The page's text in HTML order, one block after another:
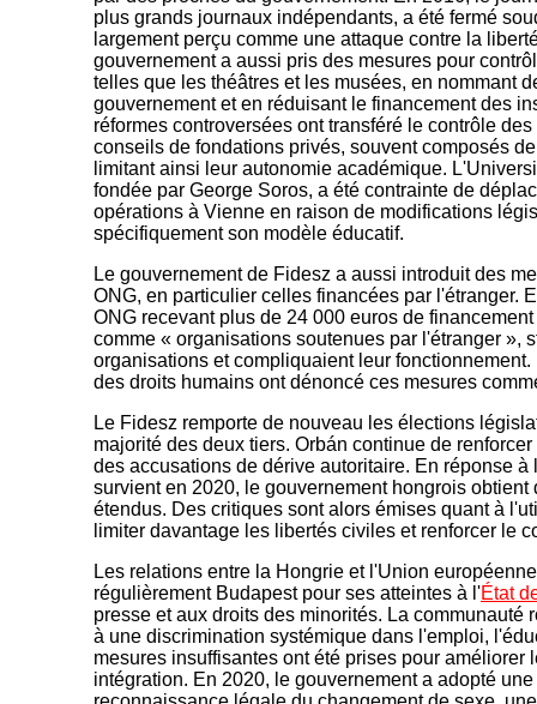
plus grands journaux indépendants, a été fermé
largement perçu comme une attaque contre la
gouvernement a aussi pris des mesures pour
telles que les théâtres et les musées, en nommant
gouvernement et en réduisant le financement des
réformes controversées ont transféré le contrôle
conseils de fondations privés, souvent composés
limitant ainsi leur autonomie académique.
fondée par George Soros, a été contrainte de
opérations à Vienne en raison de modifications
spécifiquement son modèle éducatif.
Le gouvernement de Fidesz a aussi introduit des
ONG, en particulier celles financées par l'étranger.
ONG recevant plus de 24 000 euros de
comme « organisations soutenues par l'étranger »,
organisations et compliquaient leur
des droits humains ont dénoncé ces mesures
Le Fidesz remporte de nouveau les élections
majorité des deux tiers. Orbán continue de
des accusations de dérive autoritaire. En réponse
survient en 2020, le gouvernement hongrois obtient
étendus. Des critiques sont alors émises quant à
limiter davantage les libertés civiles et renforcer le
Les relations entre la Hongrie et l'Union
régulièrement Budapest pour ses atteintes à l'État
presse et aux droits des minorités. La communauté
à une discrimination systémique dans l'emploi,
mesures insuffisantes ont été prises pour améliorer
intégration. En 2020, le gouvernement a adopté